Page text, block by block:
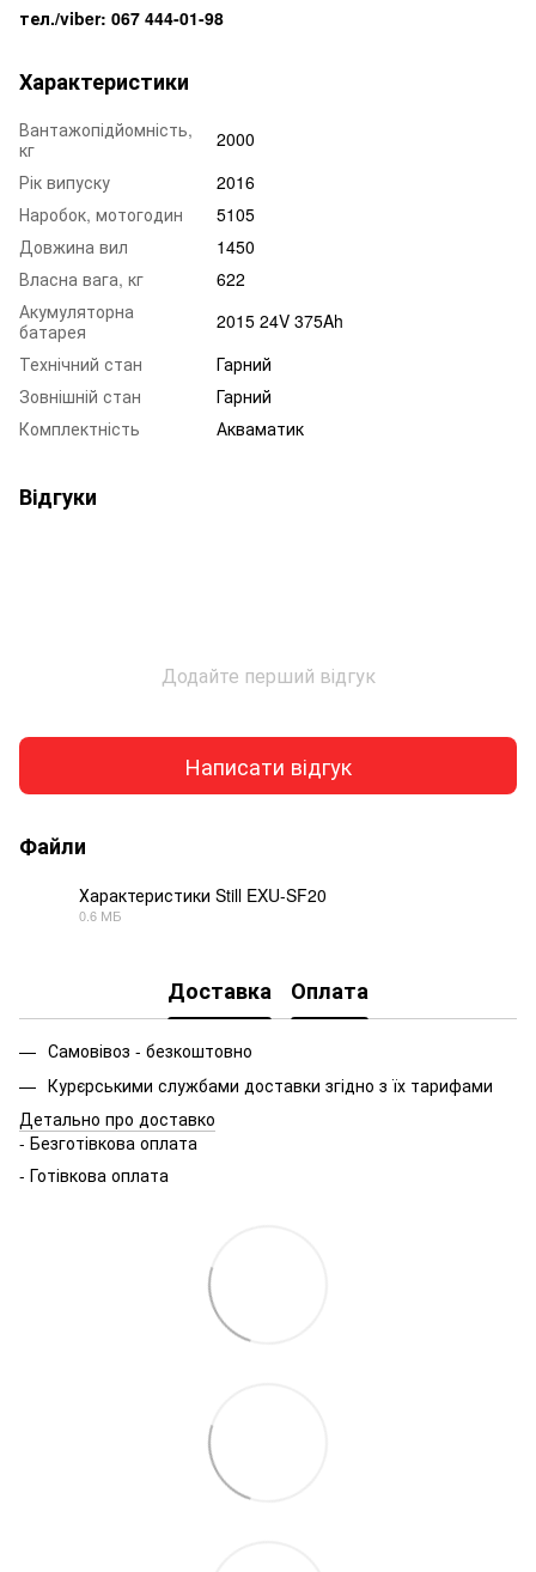
тел./viber: 067 444-01-98
Характеристики
Вантажопідйомність,
кг
2000
Рік випуску
2016
Наробок, мотогодин
5105
Довжина вил
1450
Власна вага, кг
622
Акумуляторна
батарея
2015 24V 375Ah
Технічний стан
Гарний
Зовнішній стан
Гарний
Комплектність
Акваматик
Відгуки
Додайте перший відгук
Написати відгук
Файли
Характеристики Still EXU-SF20
0.6 МБ
Доставка Оплата
Самовівоз - безкоштовно
Курєрськими службами доставки згідно з їх тарифами
Детально про доставко
- Безготівкова оплата
- Готівкова оплата